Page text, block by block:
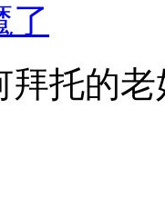
了
拜托的老